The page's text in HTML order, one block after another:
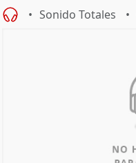
Sonido Totales